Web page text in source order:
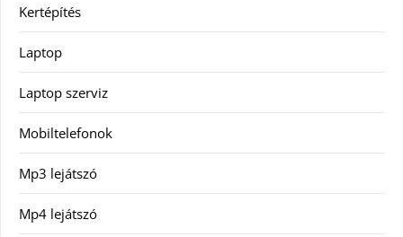
Kertépítés
Laptop
Laptop szerviz
Mobiltelefonok
Mp3 lejátszó
Mp4 lejátszó